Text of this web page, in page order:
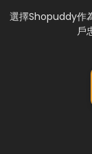
選擇Shopuddy作
戶